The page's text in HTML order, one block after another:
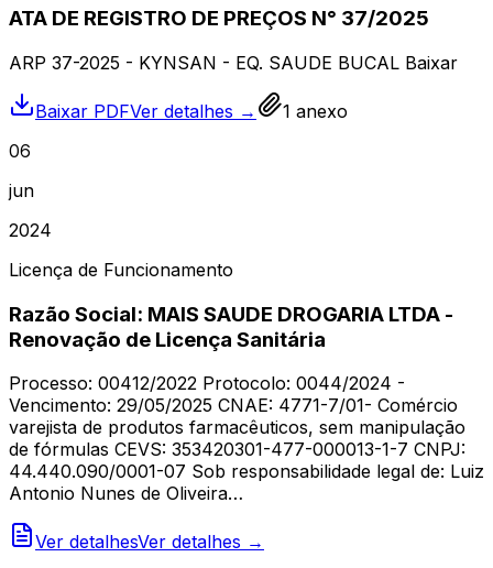
ATA DE REGISTRO DE PREÇOS N° 37/2025
ARP 37-2025 - KYNSAN - EQ. SAUDE BUCAL Baixar
Baixar PDFVer detalhes → 1 anexo
06
jun
2024
Licença de Funcionamento
Razão Social: MAIS SAUDE DROGARIA LTDA -
Renovação de Licença Sanitária
Processo: 00412/2022 Protocolo: 0044/2024 -
Vencimento: 29/05/2025 CNAE: 4771-7/01- Comércio
varejista de produtos farmacêuticos, sem manipulação
de fórmulas CEVS: 353420301-477-000013-1-7 CNPJ:
44.440.090/0001-07 Sob responsabilidade legal de: Luiz
Antonio Nunes de Oliveira…
Ver detalhesVer detalhes →